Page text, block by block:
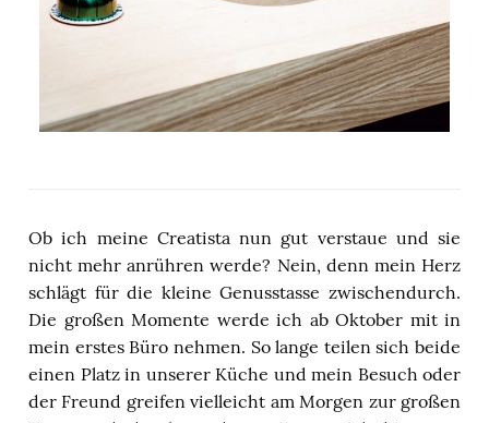
Ob ich meine Creatista nun gut verstaue und sie
nicht mehr anrühren werde? Nein, denn mein Herz
schlägt für die kleine Genusstasse zwischendurch.
Die großen Momente werde ich ab Oktober mit in
mein erstes Büro nehmen. So lange teilen sich beide
einen Platz in unserer Küche und mein Besuch oder
der Freund greifen vielleicht am Morgen zur großen